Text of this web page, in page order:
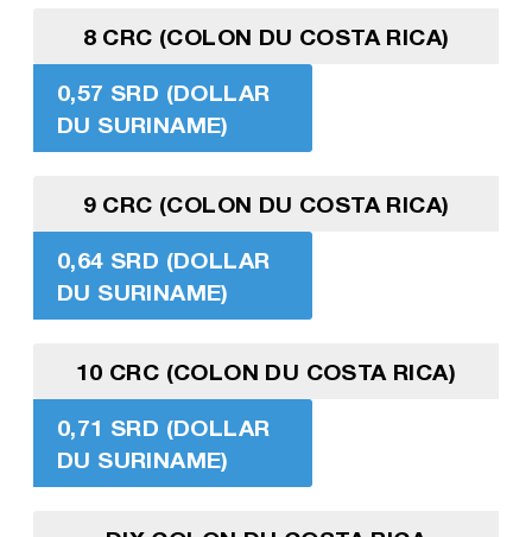
8 CRC (COLON DU COSTA RICA)
0,57 SRD (DOLLAR
DU SURINAME)
9 CRC (COLON DU COSTA RICA)
0,64 SRD (DOLLAR
DU SURINAME)
10 CRC (COLON DU COSTA RICA)
0,71 SRD (DOLLAR
DU SURINAME)